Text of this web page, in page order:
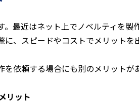
。最近はネット上でノベルティを製
、スピードやコストでメリットを
依頼する場合にも別のメリットが
リット